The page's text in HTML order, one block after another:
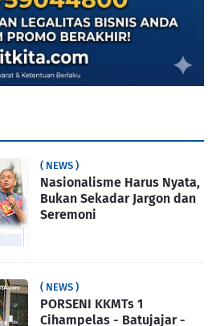
( NEWS )
Nasionalisme Harus Nyata,
Bukan Sekadar Jargon dan
Seremoni
( NEWS )
PORSENI KKMTs 1
Cihampelas - Batujajar -